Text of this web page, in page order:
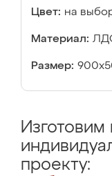
Цвет: на
Материал:
Размер:
Изготовим
проекту: